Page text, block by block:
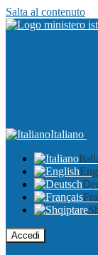
Salta al contenuto
Italiano
Accedi